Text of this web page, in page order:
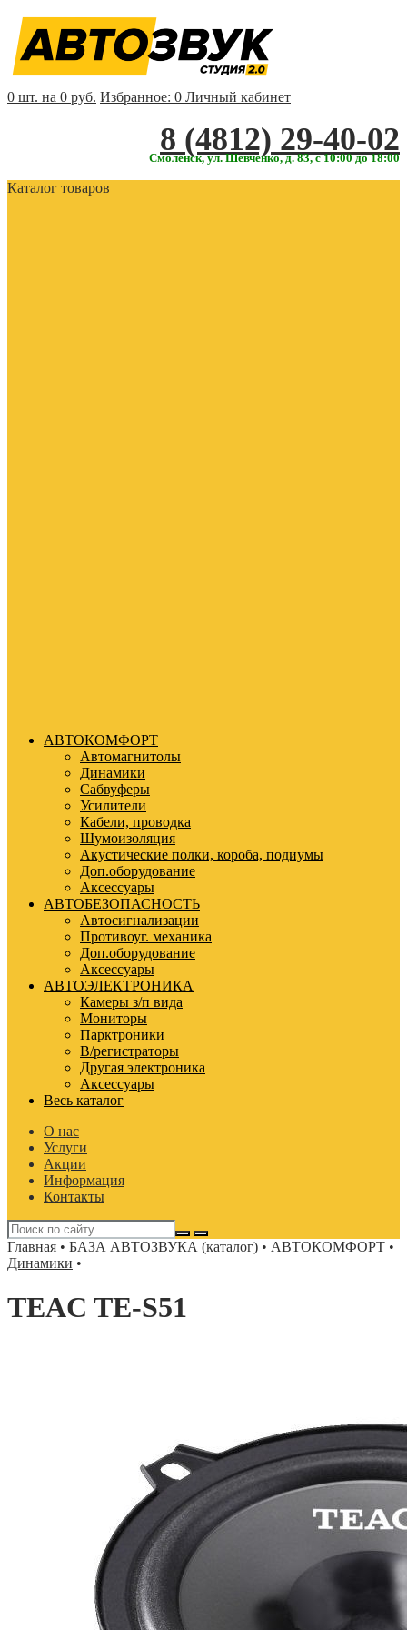
0 шт. на 0 руб. Избранное: 0 Личный кабинет
‎‎8 (4812) 29-40-02
Смоленск, ул. Шевченко, д. 83, с 10:00 до 18:00
Каталог товаров
АВТОКОМФОРТ
Автомагнитолы
Динамики
Сабвуферы
Усилители
Кабели, проводка
Шумоизоляция
Акустические полки, короба, подиумы
Доп.оборудование
Аксессуары
АВТОБЕЗОПАСНОСТЬ
Автосигнализации
Противоуг. механика
Доп.оборудование
Аксессуары
АВТОЭЛЕКТРОНИКА
Камеры з/п вида
Мониторы
Парктроники
В/регистраторы
Другая электроника
Аксессуары
Весь каталог
О нас
Услуги
Акции
Информация
Контакты
Главная • БАЗА АВТОЗВУКА (каталог) • АВТОКОМФОРТ •
Динамики •
TEAC TE-S51